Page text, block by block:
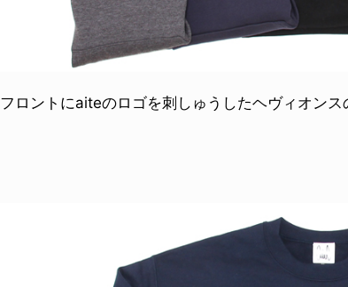
フロントにaiteのロゴを刺しゅうしたヘヴィオン